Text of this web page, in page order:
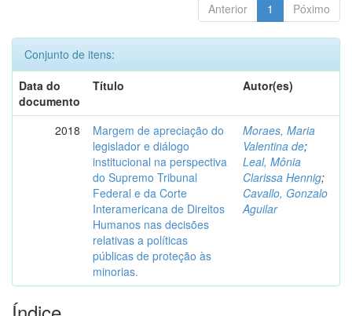
Anterior 1 Póximo
Conjunto de itens:
Data do
documento
Título Autor(es)
2018
Margem de apreciação do
legislador e diálogo
institucional na perspectiva
do Supremo Tribunal
Federal e da Corte
Interamericana de Direitos
Humanos nas decisões
relativas a políticas
públicas de proteção às
minorias.
Moraes, Maria
Valentina de;
Leal, Mônia
Clarissa Hennig;
Cavallo, Gonzalo
Aguilar